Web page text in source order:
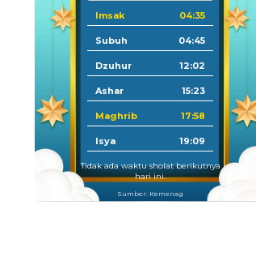
Imsak 04:35
Subuh 04:45
Dzuhur 12:02
Ashar 15:23
Maghrib 17:58
Isya 19:09
Tidak ada waktu sholat berikutnya
hari ini.
Sumber: Kemenag